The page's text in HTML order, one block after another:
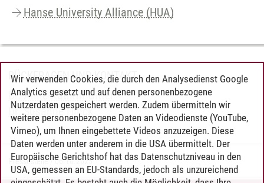
Hanse University Alliance (HUA)
RÜCKFRAGEN UND KONTAKT
Dr. Anne-Kathrin Gitter
Dr. Susanne Hinck
Pressestelle/06.10.2025
Wir verwenden Cookies, die durch den Analysedienst Google
Analytics gesetzt und auf denen personenbezogene
Nutzerdaten gespeichert werden. Zudem übermitteln wir
weitere personenbezogene Daten an Videodienste (YouTube,
Vimeo), um Ihnen eingebettete Videos anzuzeigen. Diese
Daten werden unter anderem in die USA übermittelt. Der
Europäische Gerichtshof hat das Datenschutzniveau in den
USA, gemessen an EU-Standards, jedoch als unzureichend